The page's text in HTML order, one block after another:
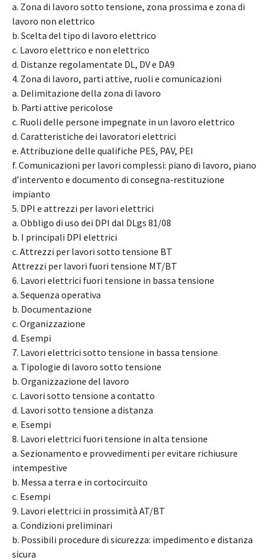
a. Zona di lavoro sotto tensione, zona prossima e zona di
lavoro non elettrico
b. Scelta del tipo di lavoro elettrico
c. Lavoro elettrico e non elettrico
d. Distanze regolamentate DL, DV e DA9
4. Zona di lavoro, parti attive, ruoli e comunicazioni
a. Delimitazione della zona di lavoro
b. Parti attive pericolose
c. Ruoli delle persone impegnate in un lavoro elettrico
d. Caratteristiche dei lavoratori elettrici
e. Attribuzione delle qualifiche PES, PAV, PEI
f. Comunicazioni per lavori complessi: piano di lavoro, piano
d’intervento e documento di consegna-restituzione
impianto
5. DPI e attrezzi per lavori elettrici
a. Obbligo di uso dei DPI dal DLgs 81/08
b. I principali DPI elettrici
c. Attrezzi per lavori sotto tensione BT
Attrezzi per lavori fuori tensione MT/BT
6. Lavori elettrici fuori tensione in bassa tensione
a. Sequenza operativa
b. Documentazione
c. Organizzazione
d. Esempi
7. Lavori elettrici sotto tensione in bassa tensione
a. Tipologie di lavoro sotto tensione
b. Organizzazione del lavoro
c. Lavori sotto tensione a contatto
d. Lavori sotto tensione a distanza
e. Esempi
8. Lavori elettrici fuori tensione in alta tensione
a. Sezionamento e provvedimenti per evitare richiusure
intempestive
b. Messa a terra e in cortocircuito
c. Esempi
9. Lavori elettrici in prossimità AT/BT
a. Condizioni preliminari
b. Possibili procedure di sicurezza: impedimento e distanza
sicura